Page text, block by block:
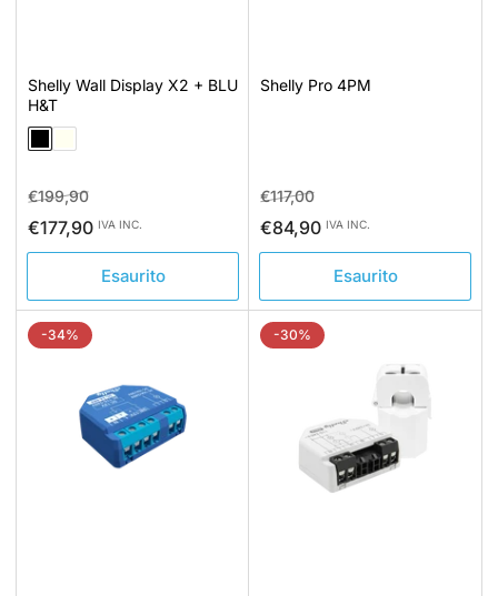
Shelly Wall Display X2 + BLU
H&T
Prezzo
standard
€199,90Prezzo
di
€177,90 IVA INC.
Esaurito
Shelly Pro 4PM
Prezzo
standard
€117,00Prezzo
di
€84,90 IVA INC.
Esaurito
-34% -30%